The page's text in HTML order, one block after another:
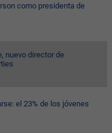
como presidenta de
nuevo director de
el 23% de los jóvenes